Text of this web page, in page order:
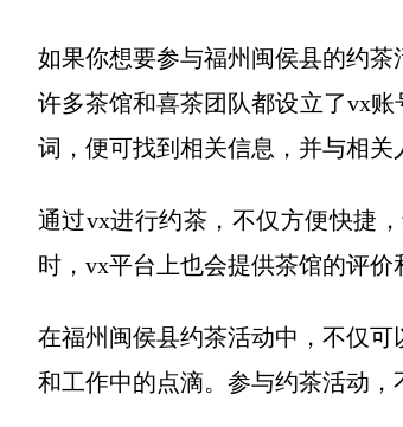
如果你想要参与福州闽侯县的约
许多茶馆和喜茶团队都设立了vx
词，便可找到相关信息，并与相关
通过vx进行约茶，不仅方便快捷
时，vx平台上也会提供茶馆的评价
在福州闽侯县约茶活动中，不仅
和工作中的点滴。参与约茶活动，